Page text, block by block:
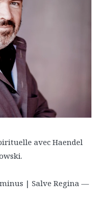
avec Haendel
| Salve Regina —